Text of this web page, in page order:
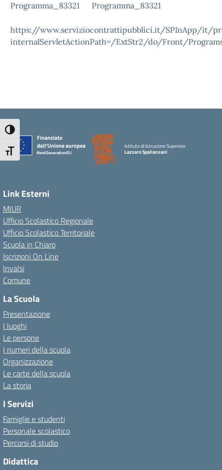
Attiva/disattiva alto contrasto
Attiva/disattiva dimensione testo
Programma_83321 Programma_83321
https://www.serviziocontrattipubblici.it/SPInApp/it/
internalServletActionPath=/ExtStr2/do/Front/
Istituto di Istruzione Superiore
Lazzaro Spallanzani
Link Esterni
MIUR
Ufficio Scolastico Regionale
Ufficio Scolastico Territoriale
Scuola in Chiaro
Iscrizioni On Line
Invalsi
Comune
La Scuola
Presentazione
I luoghi
Le persone
I numeri della scuola
Organizzazione
Le carte della scuola
La storia
I Servizi
Famiglie e studenti
Personale scolastico
Percorsi di studio
Didattica